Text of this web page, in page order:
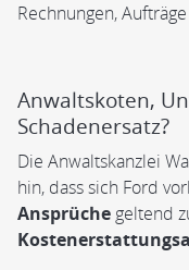
Rechnungen,
Anwaltskoten,
Schadenersatz?
Die Anwaltskanzlei
hin, dass sich Ford
Ansprüche geltend